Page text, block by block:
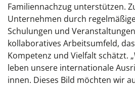
Familiennachzug unterstützen.
Unternehmen durch
Schulungen und
kollaboratives Arbeitsumfeld,
Kompetenz und Vielfalt schätzt.
leben unsere internationale
innen. Dieses Bild möchten wir